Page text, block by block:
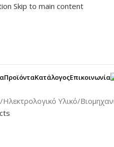
Skip to main content
ΠροϊόνταΚατάλογοςΕπικοινωνία
/Ηλεκτρολογικό Υλικό/